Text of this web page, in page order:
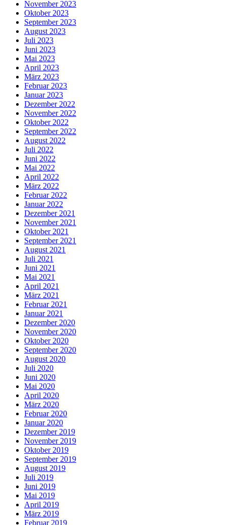
November 2023
Oktober 2023
September 2023
August 2023
Juli 2023
Juni 2023
Mai 2023
April 2023
März 2023
Februar 2023
Januar 2023
Dezember 2022
November 2022
Oktober 2022
September 2022
August 2022
Juli 2022
Juni 2022
Mai 2022
April 2022
März 2022
Februar 2022
Januar 2022
Dezember 2021
November 2021
Oktober 2021
September 2021
August 2021
Juli 2021
Juni 2021
Mai 2021
April 2021
März 2021
Februar 2021
Januar 2021
Dezember 2020
November 2020
Oktober 2020
September 2020
August 2020
Juli 2020
Juni 2020
Mai 2020
April 2020
März 2020
Februar 2020
Januar 2020
Dezember 2019
November 2019
Oktober 2019
September 2019
August 2019
Juli 2019
Juni 2019
Mai 2019
April 2019
März 2019
Februar 2019